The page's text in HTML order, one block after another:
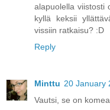
alapuolella viistosti
kyllä keksii
vissiin ratkaisu? :D
Reply
Minttu 20 January
Vautsi, se on